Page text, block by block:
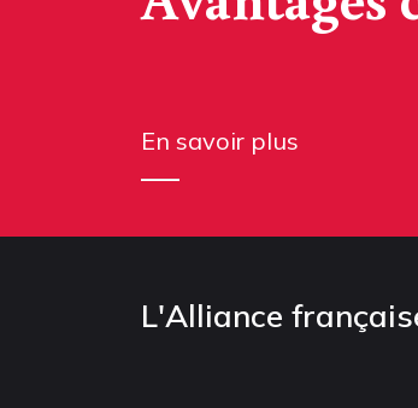
En savoir plus
L'Alliance